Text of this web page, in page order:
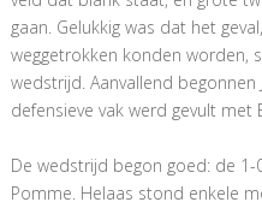
gaan. Gelukkig was dat het
weggetrokken konden worden,
wedstrijd. Aanvallend
defensieve vak werd gevult met
De wedstrijd begon goed: de
Pomme. Helaas stond enkele